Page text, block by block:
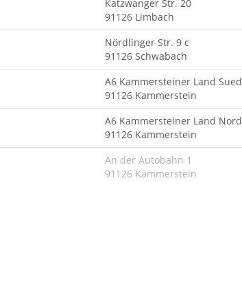
Katzwanger Str. 20
91126 Limbach
Nördlinger Str. 9 c
91126 Schwabach
A6 Kammersteiner Land Sued
91126 Kammerstein
A6 Kammersteiner Land Nord
91126 Kammerstein
An der Autobahn 1
91126 Kammerstein